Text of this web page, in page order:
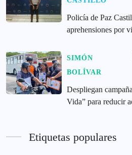
‎Policía de Paz
aprehensiones por
SIMÓN
BOLÍVAR
‎Despliegan
Vida” para reducir
Etiquetas populares